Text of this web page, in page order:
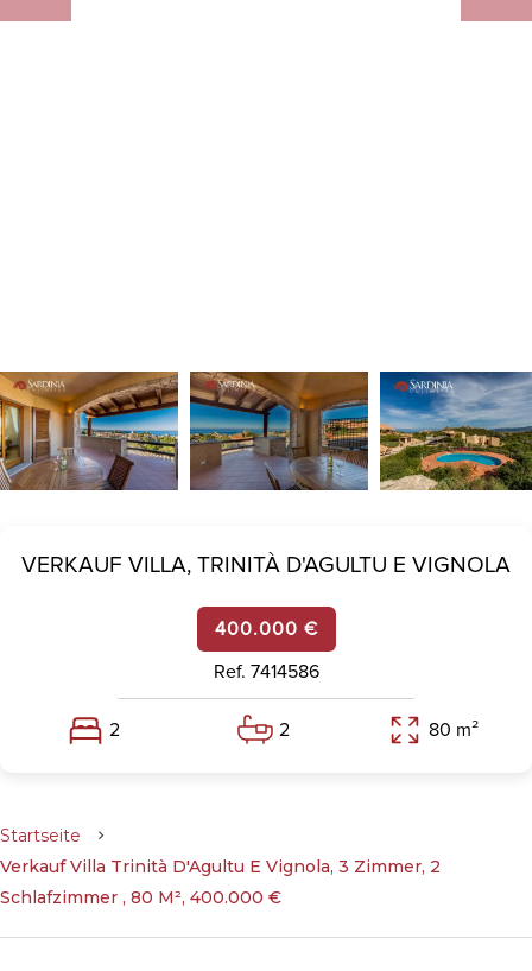
VERKAUF VILLA, TRINITÀ D'AGULTU E VIGNOLA
400.000 €
2 2 80 m²
Ref. 7414586
Startseite
Verkauf Villa Trinità D'Agultu E Vignola, 3 Zimmer, 2
Schlafzimmer , 80 M², 400.000 €